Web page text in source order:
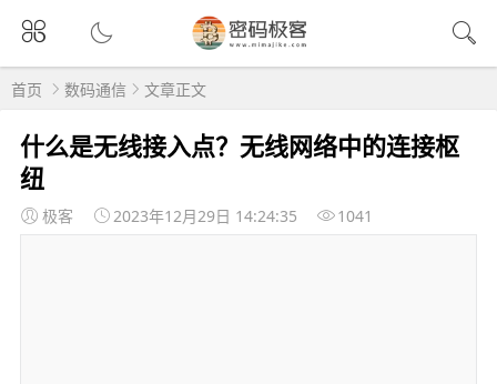
首页 数码通信 文章正文
什么是无线接入点？无线网络中的连接枢
纽
极客 2023年12月29日 14:24:35 1041